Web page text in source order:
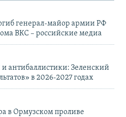
генерал-майор армии РФ
ВКС – российские медиа
и антибаллистики: Зеленский
в 2026-2027 годах
в Ормузском проливе